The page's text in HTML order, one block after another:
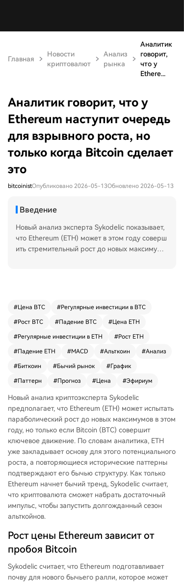
Главная
Новости
криптовалют
Анализ
рынка
Аналитик
говорит,
что у
Ethere...
Аналитик говорит, что у
Ethereum наступит очередь
для взрывного роста, но
только когда Bitcoin сделает
это
bitcoinistОпубликовано 2026-05-13Обновлено 2026-05-13
Введение
Новый анализ эксперта Sykodelic показывает,
что Ethereum (ETH) может в этом году соверш
ить стремительный рост до новых максимумо
у пробоя или претерпит значительный сдвиг т
ренда, капитал и импульс, вероятно, перетеку
нное мощное ралли. Анализ указывает, что Et
hereum последовательно торгуется в рамках
определенного диапазона, причем каждый ц
пазона и восстановление структуры в прошло
м приводили к сильным ралли. Согласно прог
нозу, если ETH сможет подняться к верхней гр
анице диапазона около $4093, это может пос
лужить катализатором для долгожданного «с
езона альткойнов», который потенциально пр
одлится от 12 до 18 месяцев.
#Цена BTC #Регулярные инвестиции в BTC
#Рост BTC #Падение BTC #Цена ETH
#Регулярные инвестиции в ETH #Рост ETH
#Падение ETH #MACD #Альткоин #Анализ
#Биткоин #Бычий рынок #График
#Паттерн #Прогноз #Цена #Эфириум
Новый анализ криптоэксперта Sykodelic
предполагает, что Ethereum (ETH) может испытать
параболический рост до новых максимумов в этом
году, но только если Bitcoin (BTC) совершит
ключевое движение. По словам аналитика, ETH
уже закладывает основу для этого потенциального
роста, а повторяющиеся исторические паттерны
подтверждают его бычью структуру. Как только
Ethereum начнет бычий тренд, Sykodelic считает,
что криптовалюта сможет набрать достаточный
импульс, чтобы запустить долгожданный сезон
альткойнов.
Рост цены Ethereum зависит от
пробоя Bitcoin
Sykodelic считает, что Ethereum подготавливает
почву для нового бычьего ралли, которое может